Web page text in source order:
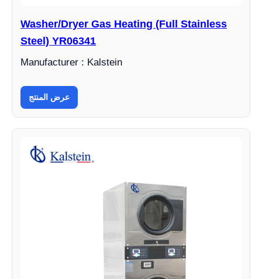
Washer/Dryer Gas Heating (Full Stainless
Steel) YR06341
Manufacturer : Kalstein
عرض المنتج